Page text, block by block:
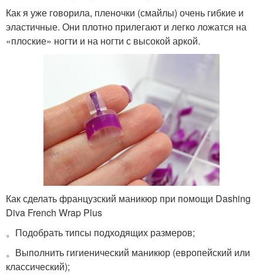
Как я уже говорила, пленочки (смайлы) очень гибкие и
эластичные. Они плотно прилегают и легко ложатся на
«плоские» ногти и на ногти с высокой аркой.
Как сделать французский маникюр при помощи Dashing
Diva French Wrap Plus
。Подобрать типсы подходящих размеров;
。Выполнить гигиенический маникюр (европейский или
классический);